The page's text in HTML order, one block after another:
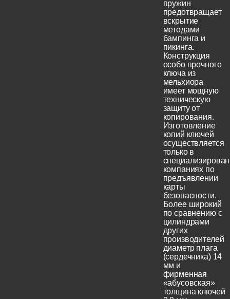
пружин
предотвращает
вскрытие
методами
бампинга и
пикинга.
Конструкция
особо прочного
ключа из
мельхиора
имеет мощную
техническую
защиту от
копирования.
Изготовление
копий ключей
осуществляется
только в
компаниях по
предъявлении
карты
безопасности.
Более широкий
по сравнению с
цилиндрами
других
производителей
диаметр плага
(сердечника) 14
мм и
фирменная
«абусовская»
толщина ключей